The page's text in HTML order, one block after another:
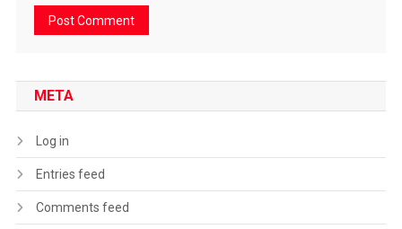
META
Log in
Entries feed
Comments feed